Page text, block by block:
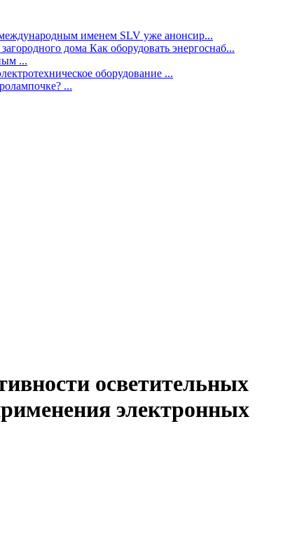
именем SLV уже анонсир...
дома Как оборудовать энергоснаб...
...
оборудование ...
...
осветительных
электронных